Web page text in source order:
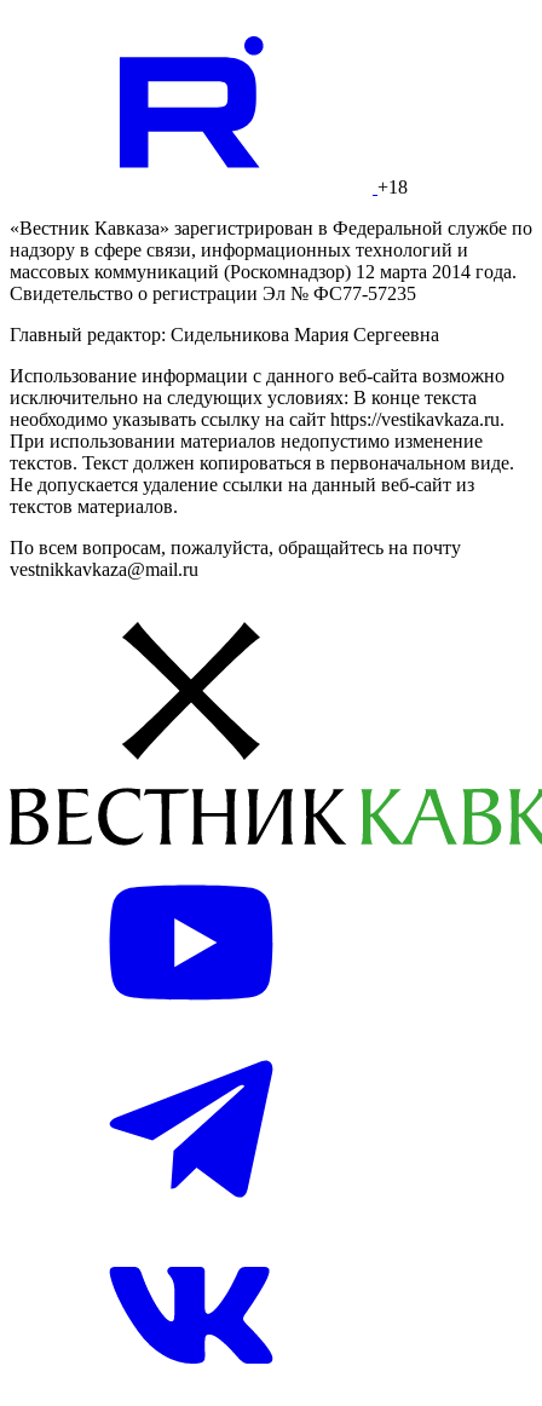
+18
«Вестник Кавказа» зарегистрирован в Федеральной службе по
надзору в сфере связи, информационных технологий и
массовых коммуникаций (Роскомнадзор) 12 марта 2014 года.
Свидетельство о регистрации Эл № ФС77-57235
Главный редактор: Сидельникова Мария Сергеевна
Использование информации с данного веб-сайта возможно
исключительно на следующих условиях: В конце текста
необходимо указывать ссылку на сайт https://vestikavkaza.ru.
При использовании материалов недопустимо изменение
текстов. Текст должен копироваться в первоначальном виде.
Не допускается удаление ссылки на данный веб-сайт из
текстов материалов.
По всем вопросам, пожалуйста, обращайтесь на почту
vestnikkavkaza@mail.ru